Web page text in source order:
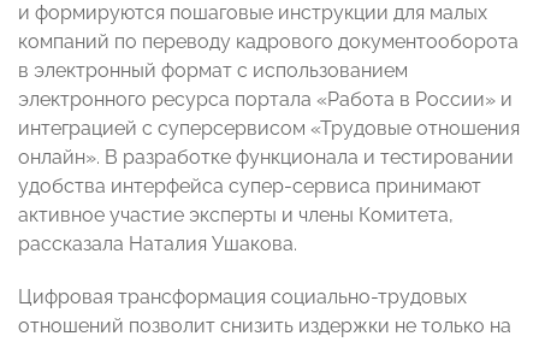
и формируются пошаговые инструкции для малых
компаний по переводу кадрового документооборота
в электронный формат с использованием
электронного ресурса портала «Работа в России» и
интеграцией с суперсервисом «Трудовые отношения
онлайн». В разработке функционала и тестировании
удобства интерфейса супер-сервиса принимают
активное участие эксперты и члены Комитета,
рассказала Наталия Ушакова.
Цифровая трансформация социально-трудовых
отношений позволит снизить издержки не только на